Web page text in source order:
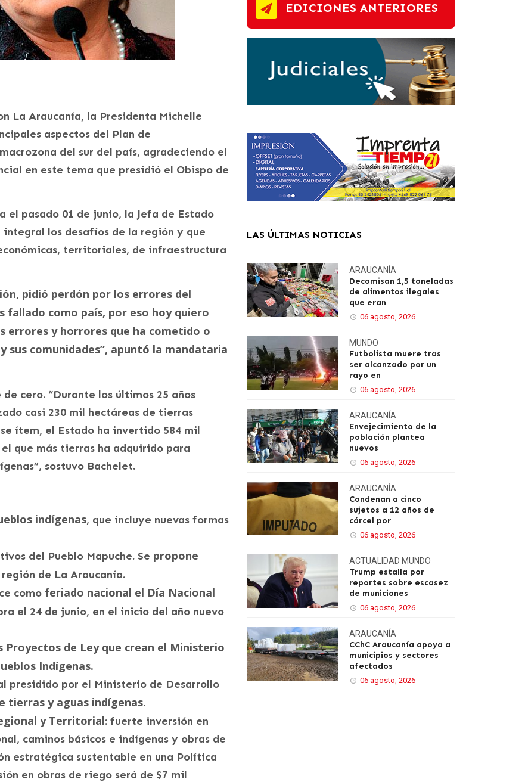
La Araucanía, la Presidenta Michelle
aspectos del Plan de
del sur del país, agradeciendo el
en este tema que presidió el Obispo de
el pasado 01 de junio, la Jefa de Estado
los desafíos de la región y que
territoriales, de infraestructura
pidió perdón por los errores del
fallado como país, por eso hoy quiero
errores y horrores que ha cometido o
comunidades”, apuntó la mandataria
cero. “Durante los últimos 25 años
casi 230 mil hectáreas de tierras
ítem, el Estado ha invertido 584 mil
que más tierras ha adquirido para
sostuvo Bachelet.
indígenas, que incluye nuevas formas
del Pueblo Mapuche. Se propone
de La Araucanía.
como feriado nacional el Día Nacional
el 24 de junio, en el inicio del año nuevo
Proyectos de Ley que crean el Ministerio
Indígenas.
presidido por el Ministerio de Desarrollo
tierras y aguas indígenas.
y Territorial: fuerte inversión en
caminos básicos e indígenas y obras de
estratégica sustentable en una Política
en obras de riego será de $7 mil
EDICIONES ANTERIORES
LAS ÚLTIMAS NOTICIAS
ARAUCANÍA
Decomisan 1,5 toneladas
de alimentos ilegales
que eran
06 agosto, 2026
MUNDO
Futbolista muere tras
ser alcanzado por un
rayo en
06 agosto, 2026
ARAUCANÍA
Envejecimiento de la
población plantea
nuevos
06 agosto, 2026
ARAUCANÍA
Condenan a cinco
sujetos a 12 años de
cárcel por
06 agosto, 2026
ACTUALIDAD MUNDO
Trump estalla por
reportes sobre escasez
de municiones
06 agosto, 2026
ARAUCANÍA
CChC Araucanía apoya a
municipios y sectores
afectados
06 agosto, 2026